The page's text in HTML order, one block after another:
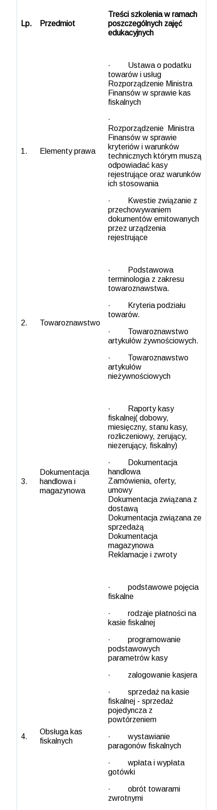
Lp. Przedmiot
Treści szkolenia w ramach
poszczególnych zajęć
edukacyjnych
1. Elementy prawa
· Ustawa o podatku
towarów i usług
Rozporządzenie Ministra
Finansów w sprawie kas
fiskalnych
·
Rozporządzenie Ministra
Finansów w sprawie
kryteriów i warunków
technicznych którym muszą
odpowiadać kasy
rejestrujące oraz warunków
ich stosowania
· Kwestie związanie z
przechowywaniem
dokumentów emitowanych
przez urządzenia
rejestrujące
2. Towaroznawstwo
· Podstawowa
terminologia z zakresu
towaroznawstwa.
· Kryteria podziału
towarów.
· Towaroznawstwo
artykułów żywnościowych.
· Towaroznawstwo
artykułów
nieżywnościowych
3.
Dokumentacja
handlowa i
magazynowa
· Raporty kasy
fiskalnej( dobowy,
miesięczny, stanu kasy,
rozliczeniowy, zerujący,
niezerujący, fiskalny)
· Dokumentacja
handlowa
Zamówienia, oferty,
umowy
Dokumentacja związana z
dostawą
Dokumentacja związana ze
sprzedażą
Dokumentacja
magazynowa
Reklamacje i zwroty
4.
Obsługa kas
fiskalnych
· podstawowe pojęcia
fiskalne
· rodzaje płatności na
kasie fiskalnej
· programowanie
podstawowych
parametrów kasy
· zalogowanie kasjera
· sprzedaż na kasie
fiskalnej - sprzedaż
pojedyncza z
powtórzeniem
· wystawianie
paragonów fiskalnych
· wpłata i wypłata
gotówki
· obrót towarami
zwrotnymi